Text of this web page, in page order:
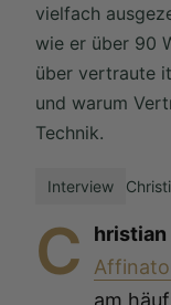
vielfach
wie er über 90
über vertraute
und warum
Technik.
Interview
C hristian
am